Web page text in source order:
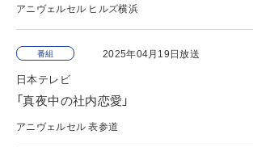
アニヴェルセル ヒルズ横浜
番組 2025年04月19日放送
日本テレビ
「真夜中の社内恋愛」
アニヴェルセル 表参道